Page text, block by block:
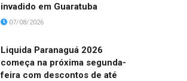
invadido em Guaratuba
07/08/2026
Liquida Paranaguá 2026
começa na próxima segunda-
feira com descontos de até